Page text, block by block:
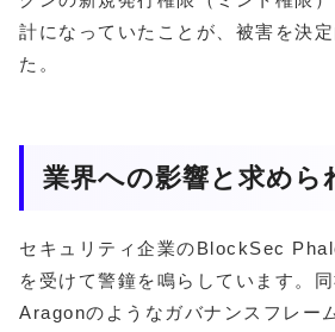
計になっていたことが、被害を決
た。
業界への影響と求めら
セキュリティ企業のBlockSec
を受けて警鐘を鳴らしています。
Aragonのようなガバナンスフレー